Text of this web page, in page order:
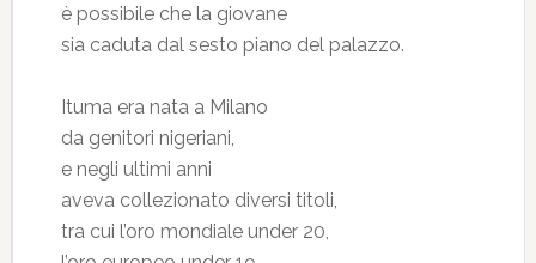
è possibile che la giovane
sia caduta dal sesto piano del palazzo.
Ituma era nata a Milano
da genitori nigeriani,
e negli ultimi anni
aveva collezionato diversi titoli,
tra cui l’oro mondiale under 20,